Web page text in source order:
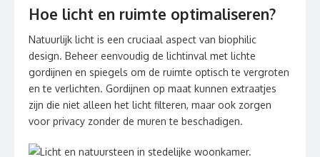
Hoe licht en ruimte optimaliseren?
Natuurlijk licht is een cruciaal aspect van biophilic
design. Beheer eenvoudig de lichtinval met lichte
gordijnen en spiegels om de ruimte optisch te vergroten
en te verlichten. Gordijnen op maat kunnen extraatjes
zijn die niet alleen het licht filteren, maar ook zorgen
voor privacy zonder de muren te beschadigen.